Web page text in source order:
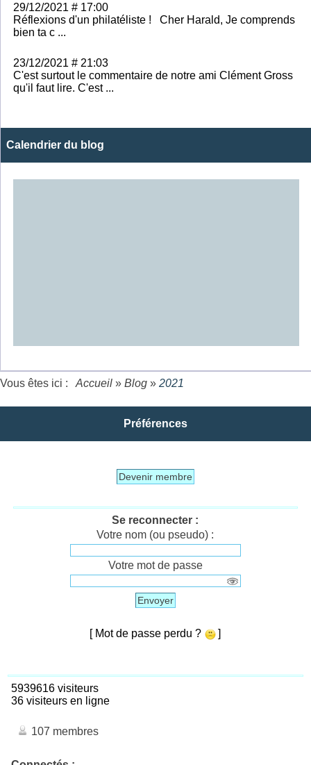
29/12/2021 # 17:00
Réflexions d'un philatéliste ! Cher Harald, Je comprends
bien ta c ...
23/12/2021 # 21:03
C'est surtout le commentaire de notre ami Clément Gross
qu'il faut lire. C'est ...
Calendrier du blog
Vous êtes ici : Accueil » Blog » 2021
Préférences
Devenir membre
Se reconnecter :
Votre nom (ou pseudo) :
Votre mot de passe
Envoyer
[ Mot de passe perdu ? ]
5939616 visiteurs
36 visiteurs en ligne
107 membres